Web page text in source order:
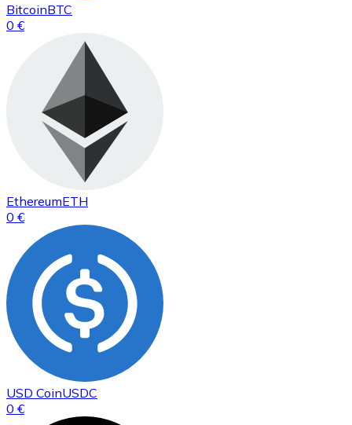
BitcoinBTC
0 €
EthereumETH
0 €
USD CoinUSDC
0 €